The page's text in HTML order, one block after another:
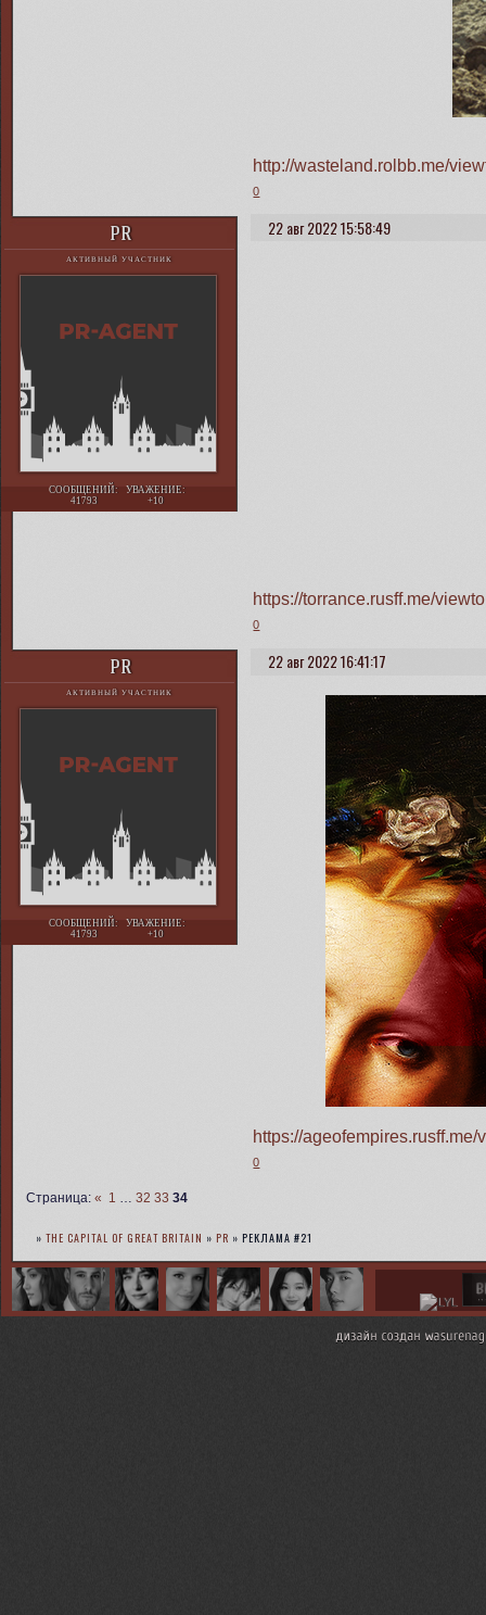
http://wasteland.rolbb.me/
0
22 авг 2022 15:58:49
PR
АКТИВНЫЙ УЧАСТНИК
СООБЩЕНИЙ:
41793
УВАЖЕНИЕ:
+10
https://torrance.rusff.me/
0
22 авг 2022 16:41:17
PR
АКТИВНЫЙ УЧАСТНИК
СООБЩЕНИЙ:
41793
УВАЖЕНИЕ:
+10
https://
0
Страница: « 1 32 33 34
» THE CAPITAL OF GREAT BRITAIN » PR » РЕКЛАМА #21